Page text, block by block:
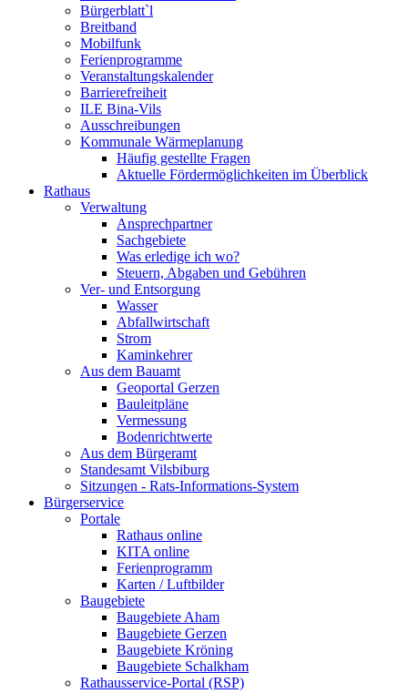
Bürgerblatt`l
Breitband
Mobilfunk
Ferienprogramme
Veranstaltungskalender
Barrierefreiheit
ILE Bina-Vils
Ausschreibungen
Kommunale Wärmeplanung
Häufig gestellte Fragen
Aktuelle Fördermöglichkeiten im Überblick
Rathaus
Verwaltung
Ansprechpartner
Sachgebiete
Was erledige ich wo?
Steuern, Abgaben und Gebühren
Ver- und Entsorgung
Wasser
Abfallwirtschaft
Strom
Kaminkehrer
Aus dem Bauamt
Geoportal Gerzen
Bauleitpläne
Vermessung
Bodenrichtwerte
Aus dem Bürgeramt
Standesamt Vilsbiburg
Sitzungen - Rats-Informations-System
Bürgerservice
Portale
Rathaus online
KITA online
Ferienprogramm
Karten / Luftbilder
Baugebiete
Baugebiete Aham
Baugebiete Gerzen
Baugebiete Kröning
Baugebiete Schalkham
Rathausservice-Portal (RSP)